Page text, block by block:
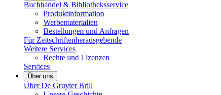
Buchhandel & Bibliotheksservice
Produktinformation
Werbematerialien
Bestellungen und Anfragen
Für Zeitschriftenherausgebende
Weitere Services
Rechte und Lizenzen
Services
Über uns
Über De Gruyter Brill